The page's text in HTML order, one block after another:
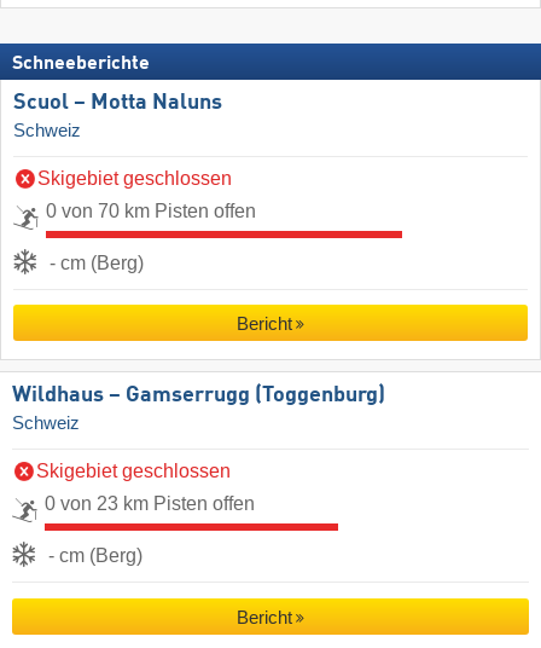
Schneeberichte
Scuol – Motta Naluns
Schweiz
Skigebiet geschlossen
0 von 70 km Pisten offen
- cm (Berg)
Bericht
Wildhaus – Gamserrugg (Toggenburg)
Schweiz
Skigebiet geschlossen
0 von 23 km Pisten offen
- cm (Berg)
Bericht